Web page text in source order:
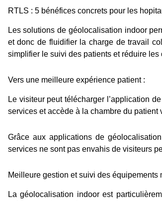
RTLS : 5 bénéfices concrets pour les
Les solutions de géolocalisation indoor
et donc de fluidifier la charge de travail
simplifier le suivi des patients et réduire les
Vers une meilleure expérience patient :
Le visiteur peut télécharger l’application
services et accède à la chambre du
Grâce aux applications de
services ne sont pas envahis de visiteurs
Meilleure gestion et suivi des équipements
La géolocalisation indoor est